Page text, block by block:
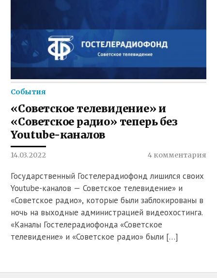
События
«Советское телевидение» и
«Советское радио» теперь без
Youtube-каналов
14.03.2022 4 комментария
Государственный Гостелерадиофонд лишился своих
Youtube-каналов — Советское телевидение» и
«Советское радио», которые были заблокированы в
ночь на выходные администрацией видеохостинга.
«Каналы Гостелерадиофонда «Советское
телевидение» и «Советское радио» были […]